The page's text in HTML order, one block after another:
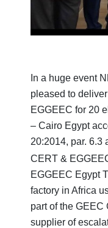
In a huge event
pleased to
EGGEEC for 20
– Cairo Egypt
20:2014, par. 6.3
CERT &
EGGEEC Egypt
factory in Africa
part of the GEEC
supplier of